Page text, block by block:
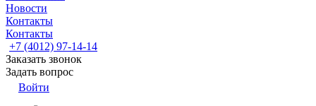
Новости
Контакты
Контакты
+7 (4012) 97-14-14
Заказать звонок
Задать вопрос
Войти